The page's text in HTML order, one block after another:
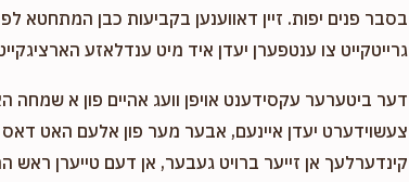
בסבר פנים יפות. זיין דאווענען בקביעות כבן המתחטא
גרייטקייט צו ענטפערן יעדן איד מיט ענדלאזע
דער ביטערער עקסידענט אויפן וועג אהיים פון א
צעשוידערט יעדן איינעם, אבער מער פון אלעם האט דאס
קינדערלעך אן זייער ברויט געבער, אן דעם טייערן ראש